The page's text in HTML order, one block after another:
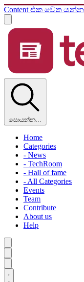
Content එක වෙත යන්න
සොයන්න...
Home
Categories
- News
- TechRoom
- Hall of fame
- All Categories
Events
Team
Contribute
About us
Help